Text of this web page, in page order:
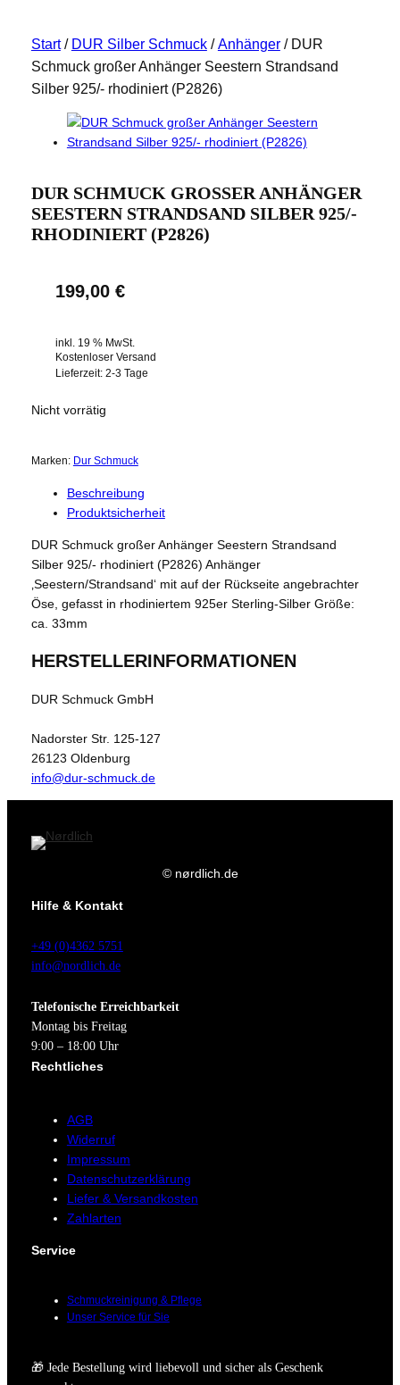
Start/ DUR Silber Schmuck/Anhänger/ DUR
Schmuck großer Anhänger Seestern Strandsand
Silber 925/- rhodiniert (P2826)
DUR SCHMUCK GROSSER ANHÄNGER S
EESTERN STRANDSAND SILBER 925/- R
HODINIERT (P2826)
199,00 €
inkl. 19 % MwSt.
Kostenloser Versand
Lieferzeit: 2-3 Tage
Nicht vorrätig
Marken: Dur Schmuck
Beschreibung
Produktsicherheit
DUR Schmuck großer Anhänger Seestern Strandsand
Silber 925/- rhodiniert (P2826) Anhänger
‚Seestern/Strandsand‘ mit auf der Rückseite angebrachter
Öse, gefasst in rhodiniertem 925er Sterling-Silber Größe:
ca. 33mm
HERSTELLERINFORMATIONEN
DUR Schmuck GmbH
Nadorster Str. 125-127
26123 Oldenburg
info@dur-schmuck.de
© nørdlich.de
Hilfe & Kontakt
+49 (0)4362 5751
info@nordlich.de
Telefonische Erreichbarkeit
Montag bis Freitag
9:00 – 18:00 Uhr
Rechtliches
AGB
Widerruf
Impressum
Datenschutzerklärung
Liefer & Versandkosten
Zahlarten
Service
Schmuckreinigung & Pflege
Unser Service für Sie
🎁 Jede Bestellung wird liebevoll und sicher als Geschenk